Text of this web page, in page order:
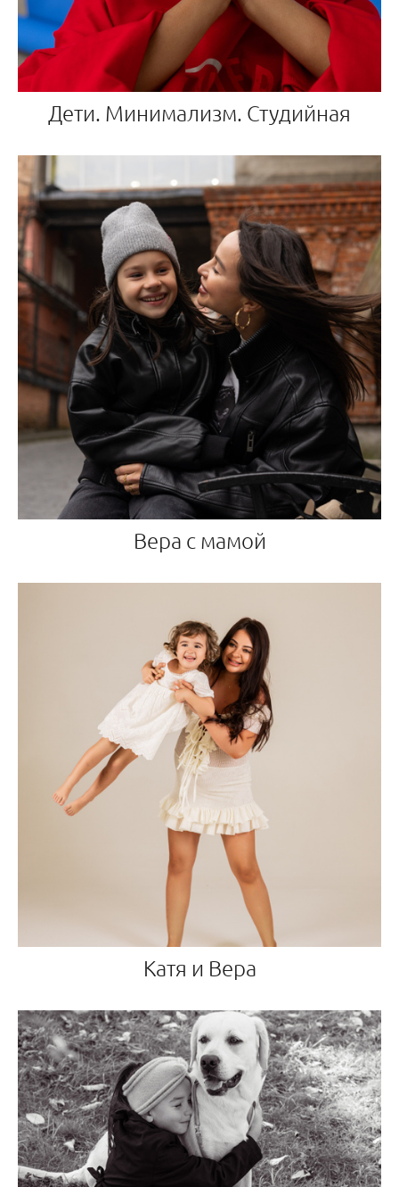
Дети. Минимализм. Студийная
Вера с мамой
Катя и Вера